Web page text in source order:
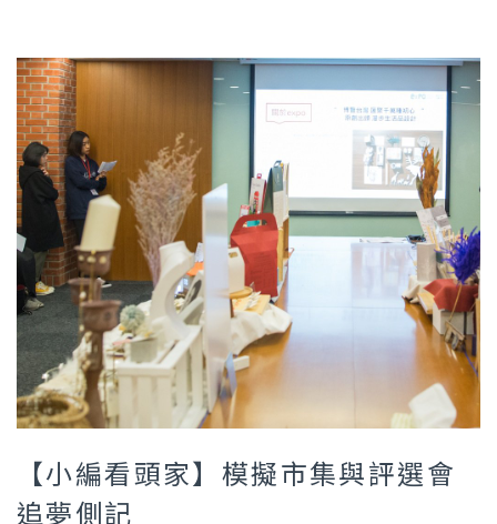
【小編看頭家】模擬市集與評選會
追夢側記